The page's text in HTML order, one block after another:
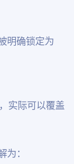
明确锁定为
实际可以覆盖
为：